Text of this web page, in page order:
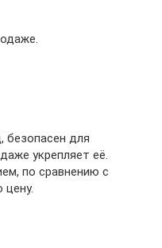
безопасен для
укрепляет её.
по сравнению с
цену.